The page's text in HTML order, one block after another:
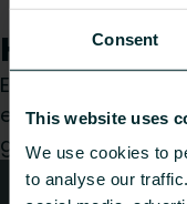
Consent
This website uses
We use cookies to
to analyse our
Hvordan
Enten du er
eller sluttbruker,
glede ta hånd om
Teknisk